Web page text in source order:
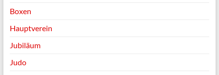
Boxen
Hauptverein
Jubiläum
Judo